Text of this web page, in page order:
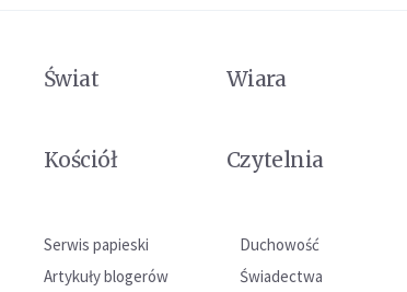
Świat Wiara
Kościół
Czytelnia
Serwis papieski Duchowość
Artykuły blogerów
Świadectwa